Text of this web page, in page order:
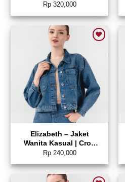
Panjang 0559-3569
Rp320,000
Add to wishlist
Elizabeth – Jaket
Wanita Kasual | Crop
Jeans 0559-3761
Rp240,000